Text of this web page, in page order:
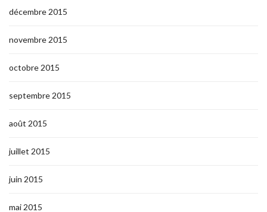
décembre 2015
novembre 2015
octobre 2015
septembre 2015
août 2015
juillet 2015
juin 2015
mai 2015